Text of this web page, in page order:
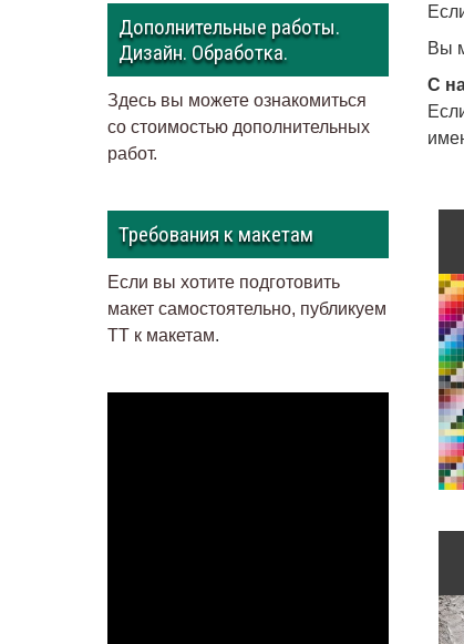
Дополнительные работы.
Дизайн. Обработка.
Здесь вы можете ознакомиться
со стоимостью дополнительных
работ.
Требования к макетам
Если вы хотите подготовить
макет самостоятельно, публикуем
ТТ к макетам.
Вы
С